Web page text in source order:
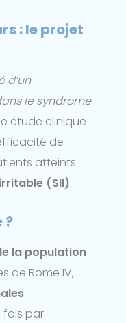
: le projet
d’un
le syndrome
étude clinique
de
atteints
(SII).
?
la population
de Rome IV,
par